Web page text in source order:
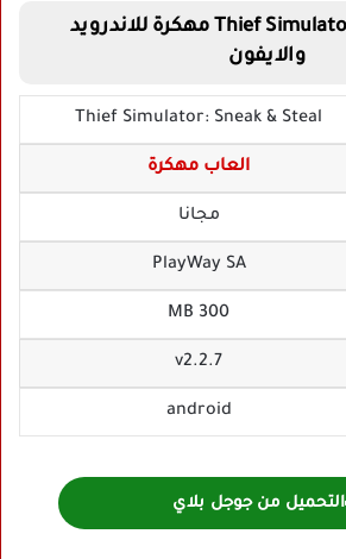
تحميل لعبة Thief Simulator مهكرة للاندرويد
والايفون
Thief Simulator: Sneak & Steal
العاب مهكرة
مجانا
PlayWay SA‏
300 MB
v2.2.7
android
التحميل من جوجل بلاي